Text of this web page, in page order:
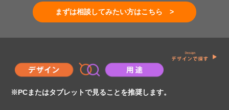
まずは相談してみたい方はこちら >
※PCまたはタブレットで見ることを推奨します。